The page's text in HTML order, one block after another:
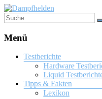
Menü
Testberichte
Hardware
Liquid
Tipps & Fakten
Lexikon